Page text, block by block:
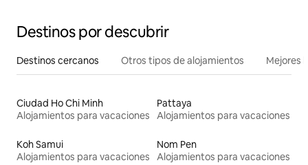
Destinos por descubrir
Destinos cercanos Otros tipos de alojamientos Mejores
Ciudad Ho Chi Minh
Alojamientos para vacaciones
Pattaya
Alojamientos para vacaciones
Koh Samui
Alojamientos para vacaciones
Nom Pen
Alojamientos para vacaciones